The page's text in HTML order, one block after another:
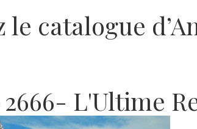
le catalogue
L'Ultime